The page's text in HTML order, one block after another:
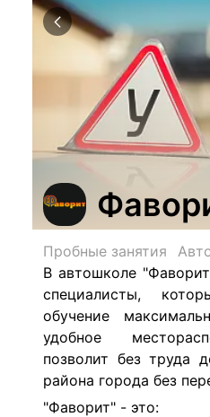
Пробные занятия
В автошколе
специалисты,
обучение
удобное
позволит без труда
района города без
"Фаворит" - это: